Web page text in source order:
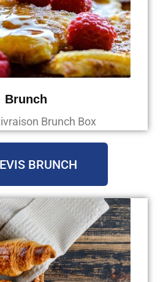
Brunch
Brunch Box
BRUNCH